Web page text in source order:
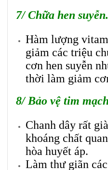
7/ Chữa hen suyễn.
Hàm lượng
giảm các triệu
cơn hen suyễn
thời làm giảm
8/ Bảo vệ tim
Chanh dây rất
khoáng chất
hòa huyết áp.
Làm thư giãn